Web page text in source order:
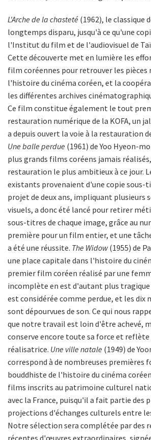
L'Arche de la chasteté (1962), le classique
longtemps disparu, jusqu'à ce qu'une
l'Institut du film et de l'audiovisuel de
Cette découverte met en lumière les
film coréennes pour retrouver les pièces
l'histoire du cinéma coréen, et la
les différentes archives
Ce film constitue également le tout
restauration numérique de la KOFA, un
a depuis ouvert la voie à la restauration
Une balle perdue (1961) de Yoo Hyeon-
plus grands films coréens jamais
restauration le plus ambitieux à ce jour.
existants provenaient d'une copie sous-
projet de deux ans, impliquant plusieurs
visuels, a donc été lancé pour retirer
sous-titres de chaque image, grâce au
première pour un film entier, et une
a été une réussite. The Widow(1955) de
une place capitale dans l'histoire du
premier film coréen réalisé par une
incomplète en est d'autant plus tragique
est considérée comme perdue, et les dix
sont dépourvues de son. Ce qui nous
que notre travail est loin d'être achevé,
conserve encore toute sa force et
réalisatrice. Une ville natale (1949) de
correspond à de nombreuses premières
bouddhiste de l'histoire du cinéma
films inscrits au patrimoine culturel
avec la France, puisqu'il a fait partie des
projections d'échanges culturels entre
Notre sélection sera complétée par des
récentes d'œuvres extraordinaires,